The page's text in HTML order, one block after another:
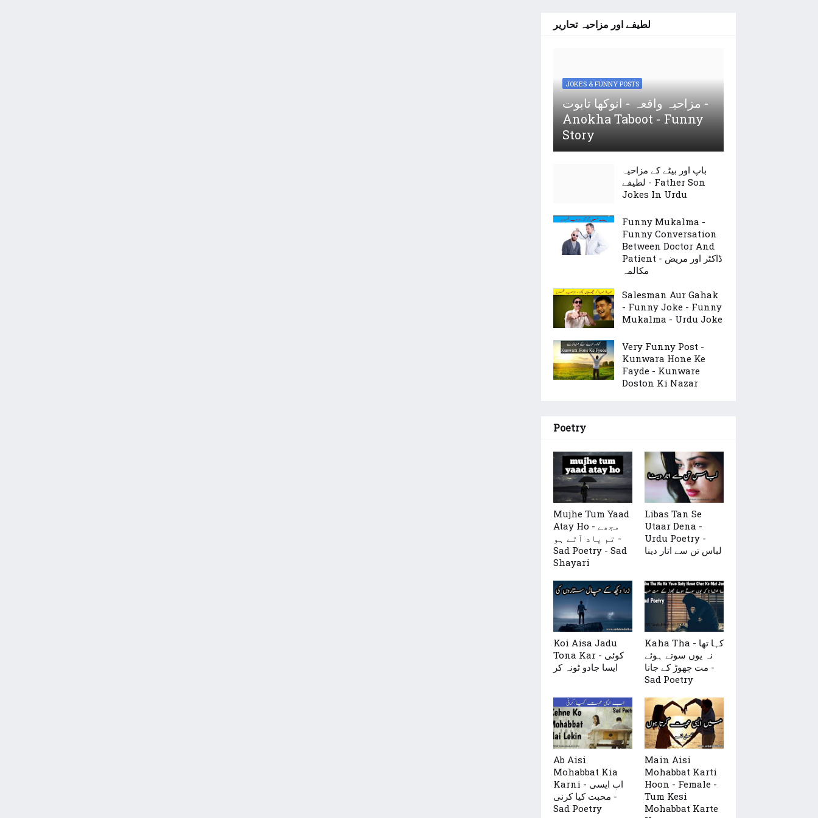
لطیفے اور مزاحیہ تحاریر
JOKES & FUNNY POSTS
مزاحیہ واقعہ - انوکھا تابوت -
Anokha Taboot - Funny
Story
باپ اور بیٹے کے مزاحیہ
لطیفے - Father Son
Jokes In Urdu
Funny Mukalma -
Funny Conversation
Between Doctor And
Patient - ڈاکٹر اور مریض
مکالمہ
Salesman Aur Gahak
- Funny Joke - Funny
Mukalma - Urdu Joke
Very Funny Post -
Kunwara Hone Ke
Fayde - Kunware
Doston Ki Nazar
Poetry
Mujhe Tum Yaad
Atay Ho - مجھے
تم یاد آتے ہو -
Sad Poetry - Sad
Shayari
Libas Tan Se
Utaar Dena -
Urdu Poetry -
لباس تن سے اتار دینا
Koi Aisa Jadu
Tona Kar - کوئی
ایسا جادو ٹونہ کر
Kaha Tha - کہا تھا
نہ یوں سوتے ہوئے
مت چھوڑ کے جانا -
Sad Poetry
Ab Aisi
Mohabbat Kia
Karni - اب ایسی
محبت کیا کرنی -
Sad Poetry
Main Aisi
Mohabbat Karti
Hoon - Female -
Tum Kesi
Mohabbat Karte